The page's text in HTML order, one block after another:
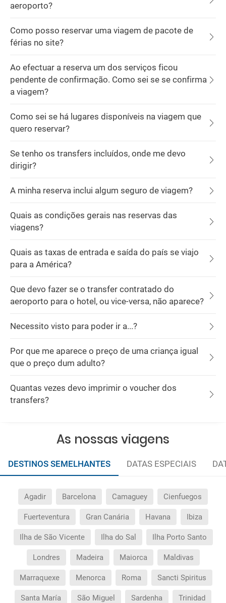
aeroporto?
Como posso reservar uma viagem de pacote de
férias no site?
Ao efectuar a reserva um dos serviços ficou
pendente de confirmação. Como sei se se confirma
a viagem?
Como sei se há lugares disponíveis na viagem que
quero reservar?
Se tenho os transfers incluídos, onde me devo
dirigir?
A minha reserva inclui algum seguro de viagem?
Quais as condições gerais nas reservas das
viagens?
Quais as taxas de entrada e saída do país se viajo
para a América?
Que devo fazer se o transfer contratado do
aeroporto para o hotel, ou vice-versa, não aparece?
Necessito visto para poder ir a...?
Por que me aparece o preço de uma criança igual
que o preço dum adulto?
Quantas vezes devo imprimir o voucher dos
transfers?
As nossas viagens
DESTINOS SEMELHANTES DATAS ESPECIAIS
Agadir Barcelona Camaguey Cienfuegos
Fuerteventura Gran Canária Havana Ibiza
Ilha de São Vicente Ilha do Sal Ilha Porto Santo
Londres Madeira Maiorca Maldivas
Marraquexe Menorca Roma Sancti Spiritus
Santa María São Miguel Sardenha Trinidad